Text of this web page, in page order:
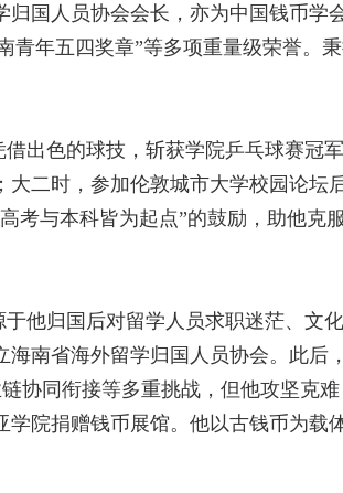
国人员协会会长，亦为中国钱币学
青年五四奖章”等多项重量级荣誉。
出色的球技，斩获学院乒乓球赛冠
二时，参加伦敦城市大学校园论坛
与本科皆为起点”的鼓励，助他克
他归国后对留学人员求职迷茫、文
海南省海外留学归国人员协会。此后
协同衔接等多重挑战，但他攻坚克
院捐赠钱币展馆。他以古钱币为载